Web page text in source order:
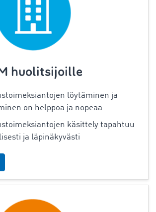
huolitsijoille
löytäminen ja
on helppoa ja nopeaa
käsittely tapahtuu
ja läpinäkyvästi